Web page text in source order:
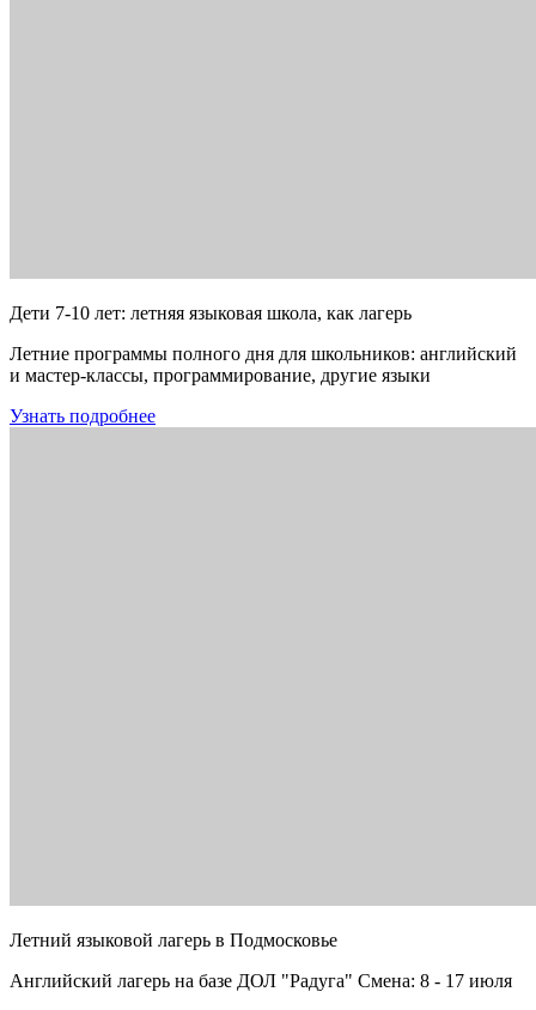
Дети 7-10 лет: летняя языковая школа, как лагерь
Летние программы полного дня для школьников: английский
и мастер-классы, программирование, другие языки
Узнать подробнее
Летний языковой лагерь в Подмосковье
Английский лагерь на базе ДОЛ "Радуга" Смена: 8 - 17 июля